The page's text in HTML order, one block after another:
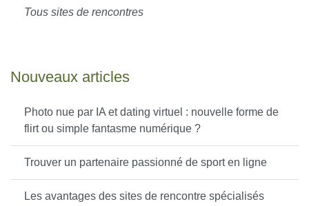
Tous sites de rencontres
Nouveaux articles
Photo nue par IA et dating virtuel : nouvelle forme de
flirt ou simple fantasme numérique ?
Trouver un partenaire passionné de sport en ligne
Les avantages des sites de rencontre spécialisés